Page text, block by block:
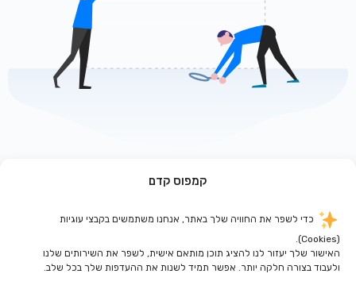
קמפוס קדם
כדי לשפר את החוויה שלך באתר, אנחנו משתמשים בקבצי עוגיות
(Cookies).
האישור שלך יעזור לנו להציג תוכן מותאם אישית, לשפר את השירותים שלנו
ולעבוד בצורה חלקה יותר. אפשר תמיד לשנות את ההעדפות שלך בכל שלב.